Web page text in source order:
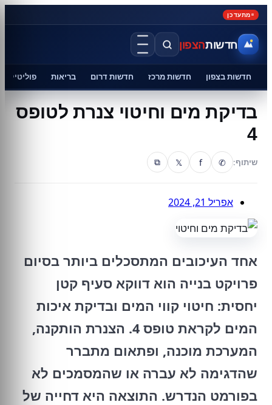
מתעדכן
חדשותהצפון
חדשות בצפון חדשות מרכז חדשות דרום בריאות פוליטיקה
בדיקת מים וחיטוי צנרת לטופס
4
שיתוף: ✆
f
𝕏
⧉
אפריל 21, 2024
אחד העיכובים המתסכלים ביותר בסיום
פרויקט בנייה הוא דווקא סעיף קטן
יחסית: חיטוי קווי המים ובדיקת איכות
המים לקראת טופס 4. הצנרת הותקנה,
המערכת מוכנה, ופתאום מתברר
שהדגימה לא עברה או שהמסמכים לא
בפורמט הנדרש. התוצאה היא דחייה של